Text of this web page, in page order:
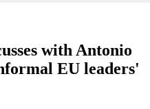
with Antonio
EU leaders'